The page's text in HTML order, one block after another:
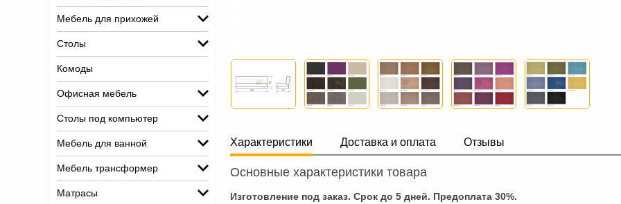
Мебель для прихожей
Столы
Комоды
Офисная мебель
Столы под компьютер
Мебель для ванной
Мебель трансформер
Матрасы
Характеристики Доставка и оплата Отзывы
Основные характеристики товара
Изготовление под заказ. Срок до 5 дней. Предоплата 30%.